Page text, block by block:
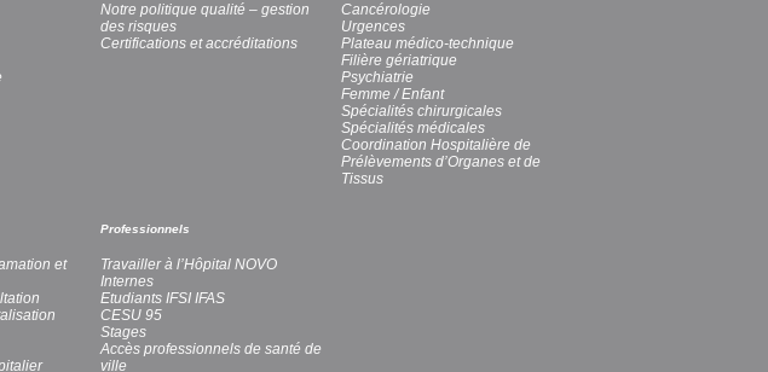
Notre politique qualité – gestion
des risques
Certifications et accréditations
Cancérologie
Urgences
Plateau médico-technique
Filière gériatrique
Psychiatrie
Femme / Enfant
Spécialités chirurgicales
Spécialités médicales
Coordination Hospitalière de
Prélèvements d’Organes et de
Tissus
et
Professionnels
Travailler à l’Hôpital NOVO
Internes
Etudiants IFSI IFAS
CESU 95
Stages
Accès professionnels de santé de
ville